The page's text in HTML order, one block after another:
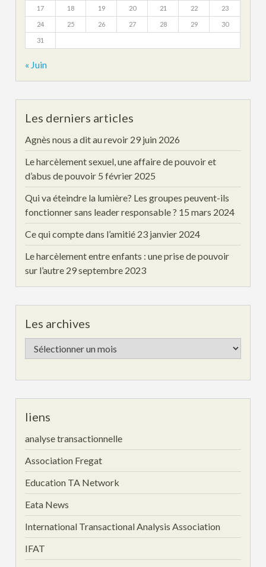
17 18 19 20 21 22 23
24 25 26 27 28 29 30
31
« Juin
Les derniers articles
Agnès nous a dit au revoir 29 juin 2026
Le harcèlement sexuel, une affaire de pouvoir et
d’abus de pouvoir 5 février 2025
Qui va éteindre la lumière? Les groupes peuvent-ils
fonctionner sans leader responsable ? 15 mars 2024
Ce qui compte dans l’amitié 23 janvier 2024
Le harcèlement entre enfants : une prise de pouvoir
sur l’autre 29 septembre 2023
Les archives
Les
archives
liens
analyse transactionnelle
Association Fregat
Education TA Network
Eata News
International Transactional Analysis Association
IFAT